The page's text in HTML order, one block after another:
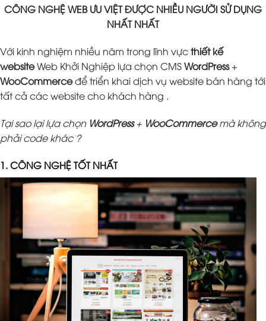
CÔNG NGHỆ WEB ƯU VIỆT ĐƯỢC NHIỀU NGƯỜI SỬ DỤNG
NHẤT NHẤT
Với kinh nghiệm nhiều năm trong lĩnh vựcthiết kế
websiteWeb Khởi Nghiệp lựa chọn CMSWordPress+
WooCommerceđể triển khai dịch vụ website bán hàng tới
tất cả các website cho khách hàng .
Tại sao lại lựa chọn WordPress+ WooCommercemà không
phải code khác ?
1. CÔNG NGHỆ TỐT NHẤT